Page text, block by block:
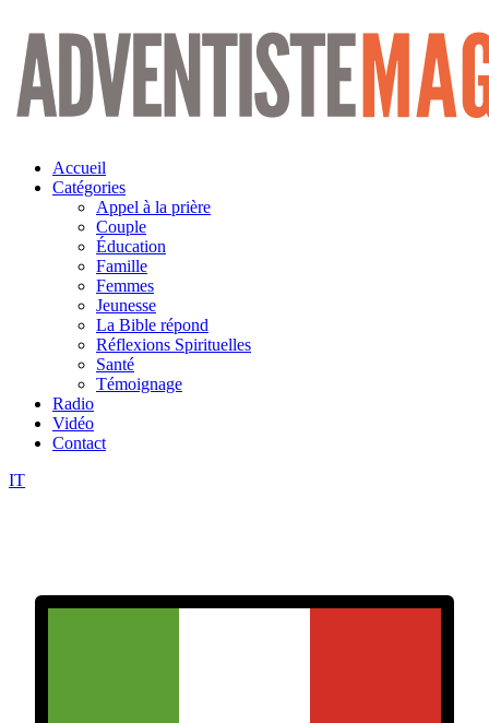
Aller
contenu
Accueil
Catégories
Appel à la prière
Couple
Éducation
Famille
Femmes
Jeunesse
La Bible répond
Réflexions Spirituelles
Santé
Témoignage
Radio
Vidéo
Contact
IT